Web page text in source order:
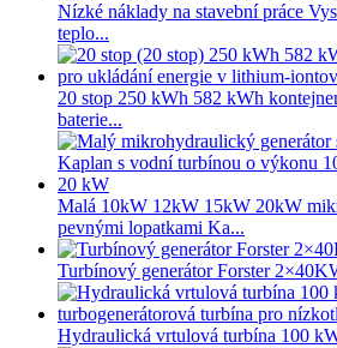
Nízké náklady na stavební práce
teplo...
20 stop 250 kWh 582 kWh
baterie...
Malá 10kW 12kW 15kW 20kW
pevnými lopatkami Ka...
Turbínový generátor Forster
Hydraulická vrtulová turbína 100